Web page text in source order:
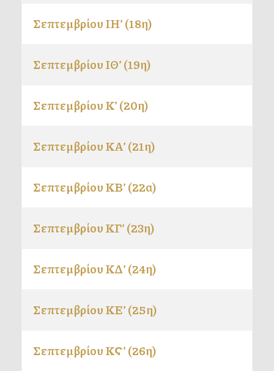
Σεπτεμβρίου ΙΗ’ (18η)
Σεπτεμβρίου ΙΘ’ (19η)
Σεπτεμβρίου Κ’ (20η)
Σεπτεμβρίου ΚΑ’ (21η)
Σεπτεμβρίου ΚΒ’ (22α)
Σεπτεμβρίου ΚΓ’ (23η)
Σεπτεμβρίου ΚΔ’ (24η)
Σεπτεμβρίου ΚΕ’ (25η)
Σεπτεμβρίου ΚϚ’ (26η)